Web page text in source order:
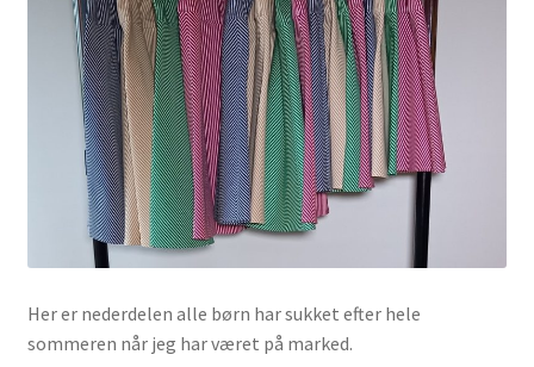
Her er nederdelen alle børn har sukket efter hele
sommeren når jeg har været på marked.